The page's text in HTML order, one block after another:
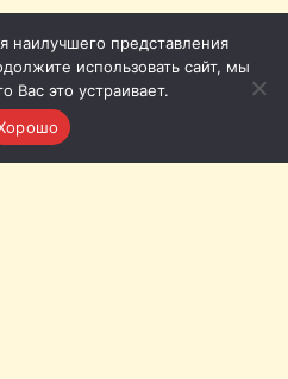
наилучшего представления
использовать сайт, мы
Вас это устраивает.